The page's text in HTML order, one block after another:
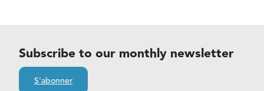
Subscribe to our monthly newsletter
S'abonner